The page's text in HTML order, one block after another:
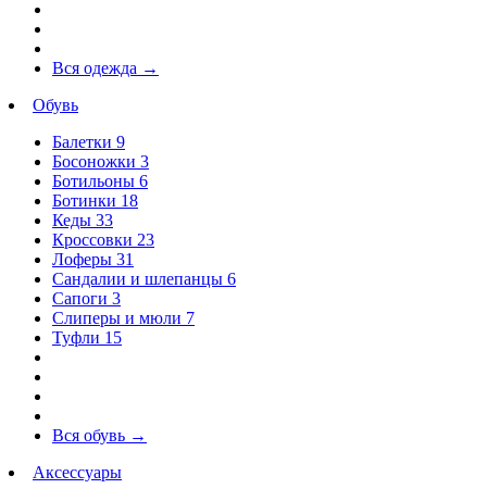
Вся одежда →
Обувь
Балетки 9
Босоножки 3
Ботильоны 6
Ботинки 18
Кеды 33
Кроссовки 23
Лоферы 31
Сандалии и шлепанцы 6
Сапоги 3
Слиперы и мюли 7
Туфли 15
Вся обувь →
Аксессуары